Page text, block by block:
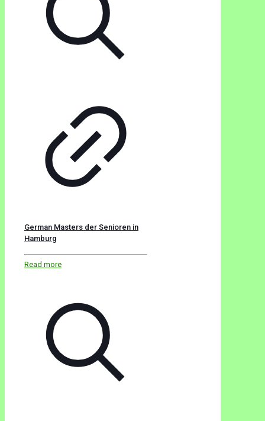
German Masters der Senioren in
Hamburg
Read more